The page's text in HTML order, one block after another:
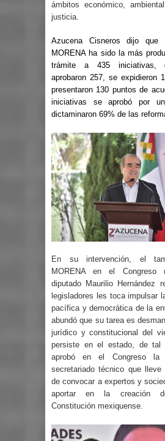
ámbitos económico,
justicia.
Azucena Cisneros dijo que
MORENA ha sido la más
trámite a 435 iniciativas,
aprobaron 257, se expidieron
presentaron 130 puntos de
iniciativas se aprobó por
dictaminaron 69% de las
En su intervención, el
MORENA en el Congreso
diputado Maurilio Hernández
legisladores les toca impulsar
pacífica y democrática de la
abundó que su tarea es
jurídico y constitucional del
persiste en el estado, de tal
aprobó en el Congreso la
secretariado técnico que
de convocar a expertos y
aportar en la creación
Constitución mexiquense.